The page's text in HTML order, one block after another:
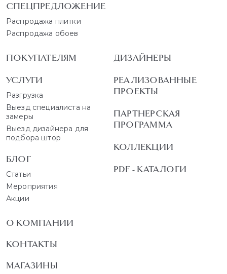
СПЕЦПРЕДЛОЖЕНИЕ
Распродажа плитки
Распродажа обоев
ПОКУПАТЕЛЯМ
УСЛУГИ
Разгрузка
Выезд специалиста на
замеры
Выезд дизайнера для
подбора штор
БЛОГ
Статьи
Мероприятия
Акции
ДИЗАЙНЕРЫ
РЕАЛИЗОВАННЫЕ
ПРОЕКТЫ
ПАРТНЕРСКАЯ
ПРОГРАММА
КОЛЛЕКЦИИ
PDF - КАТАЛОГИ
О КОМПАНИИ
КОНТАКТЫ
МАГАЗИНЫ